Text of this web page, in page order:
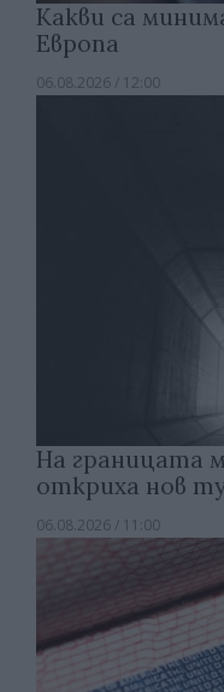
Какви са
Европа
06.08.2026 / 12:00
На границата
откриха нов
06.08.2026 / 11:00